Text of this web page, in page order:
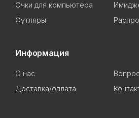
Очки для компьютера
Футляры
Информация
О нас
Доставка/оплата